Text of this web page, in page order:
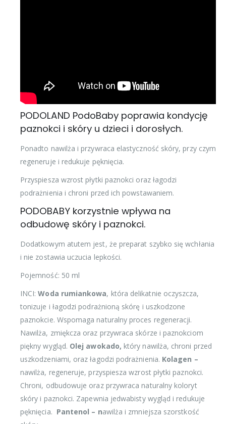
PODOLAND PodoBaby poprawia kondycję
paznokci i skóry u dzieci i dorosłych.
Ponadto nawilża i przywraca elastyczność skóry, przy czym
regeneruje i redukuje pęknięcia.
Przyspiesza wzrost płytki paznokci oraz łagodzi
podrażnienia i chroni przed ich powstawaniem.
PODOBABY korzystnie wpływa na
odbudowę skóry i paznokci.
Dodatkowym atutem jest, że preparat szybko się wchłania
i nie zostawia uczucia lepkości.
Pojemność: 50 ml
INCI:Woda rumiankowa, która delikatnie oczyszcza,
tonizuje i łagodzi podrażnioną skórę i uszkodzone
paznokcie. Wspomaga naturalny proces regeneracji.
Nawilża, zmiękcza oraz przywraca skórze i paznokciom
piękny wygląd. Olej awokado, który nawilża, chroni przed
uszkodzeniami, oraz łagodzi podrażnienia. Kolagen –
nawilża, regeneruje, przyspiesza wzrost płytki paznokci.
Chroni, odbudowuje oraz przywraca naturalny koloryt
skóry i paznokci. Zapewnia jedwabisty wygląd i redukuje
pęknięcia. Pantenol – nawilża i zmniejsza szorstkość